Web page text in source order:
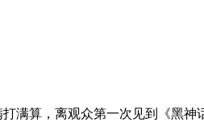
满算，离观众第一次见到《黑神